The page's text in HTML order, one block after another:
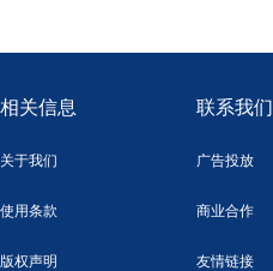
相关信息
关于我们
使用条款
版权声明
联系我们
广告投放
商业合作
友情链接